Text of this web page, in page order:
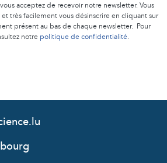
acceptez de recevoir notre newsletter. Vous
très facilement vous désinscrire en cliquant sur
présent au bas de chaque newsletter. Pour
notre politique de confidentialité.